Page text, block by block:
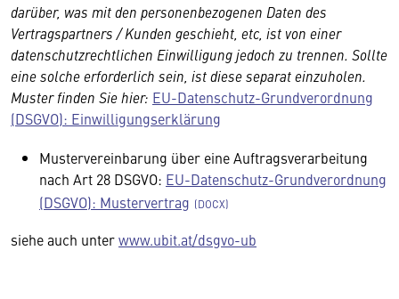
darüber, was mit den personenbezogenen Daten des
Vertragspartners / Kunden geschieht, etc, ist von einer
datenschutzrechtlichen Einwilligung jedoch zu trennen. Sollte
eine solche erforderlich sein, ist diese separat einzuholen.
Muster finden Sie hier: EU-Datenschutz-Grundverordnung
(DSGVO): Einwilligungserklärung
Mustervereinbarung über eine Auftragsverarbeitung
nach Art 28 DSGVO: EU-Datenschutz-Grundverordnung
(DSGVO): Mustervertrag
siehe auch unterwww.ubit.at/dsgvo-ub